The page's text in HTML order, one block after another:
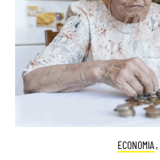
ECONOMIA ,